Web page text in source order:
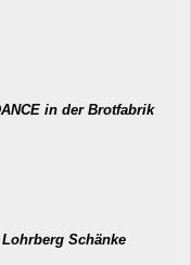
in der Brotfabrik
Schänke